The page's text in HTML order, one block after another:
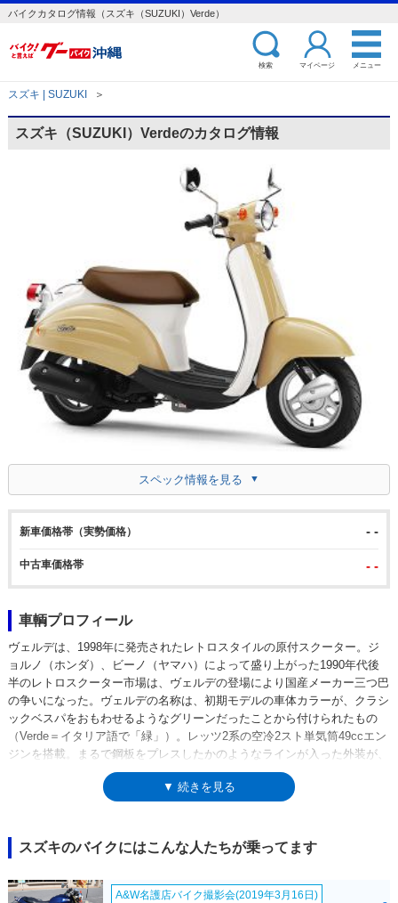
バイクカタログ情報（スズキ（SUZUKI）Verde）
検索 マイページ メニュー
スズキ | SUZUKI ＞
スズキ（SUZUKI）Verdeのカタログ情報
スペック情報を見る
新車価格帯（実勢価格） - -
中古車価格帯 - -
車輌プロフィール
ヴェルデは、1998年に発売されたレトロスタイルの原付スクーター。ジ
ョルノ（ホンダ）、ビーノ（ヤマハ）によって盛り上がった1990年代後
半のレトロスクーター市場は、ヴェルデの登場により国産メーカー三つ巴
の争いになった。ヴェルデの名称は、初期モデルの車体カラーが、クラシ
ックベスパをおもわせるようなグリーンだったことから付けられたもの
（Verde＝イタリア語で「緑」）。レッツ2系の空冷2スト単気筒49ccエン
ジンを搭載。まるで鋼板をプレスしたかのようなラインが入った外装が、
ライバルよりもクラシックな雰囲気を醸していた。2001年にはマイナー
チェンジを受け、給油口をシート下からシート後方へ移設。ガソリンやエ
メインキー操作でセンタースタンドロックも可能な集中ロックシステムを
装備した。
▼ 続きを見る
スズキのバイクにはこんな人たちが乗ってます
A&W名護店バイク撮影会(2019年3月16日)